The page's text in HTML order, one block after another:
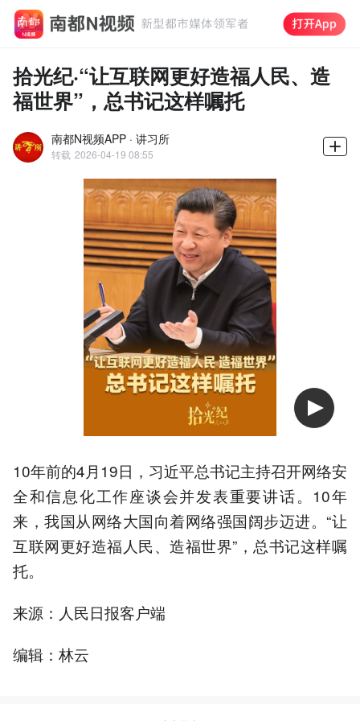
拾光纪·“让互联网更好造福人民、造
福世界”，总书记这样嘱托
南都N视频APP · 讲习所
转载 2026-04-19 08:55
10年前的4月19日，习近平总书记主持召开网络安
全和信息化工作座谈会并发表重要讲话。10年
来，我国从网络大国向着网络强国阔步迈进。“让
互联网更好造福人民、造福世界”，总书记这样嘱
托。
来源：人民日报客户端
编辑：林云